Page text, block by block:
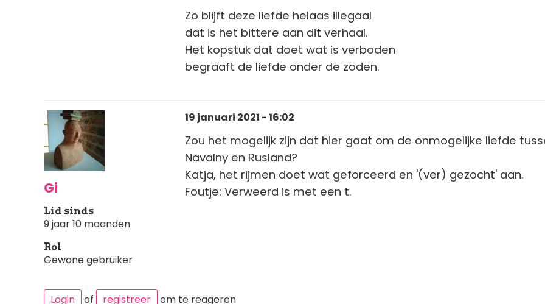
Zo blijft deze liefde helaas illegaal
dat is het bittere aan dit verhaal.
Het kopstuk dat doet wat is verboden
begraaft de liefde onder de zoden.
Gi
Lid sinds
9 jaar 10 maanden
Rol
Gewone gebruiker
19 januari 2021 - 16:02
Zou het mogelijk zijn dat hier gaat om de onmogelijke liefde
Navalny en Rusland?
Katja, het rijmen doet wat geforceerd en '(ver) gezocht' aan.
Foutje: Verweerd is met een t.
Login of registreer om te reageren